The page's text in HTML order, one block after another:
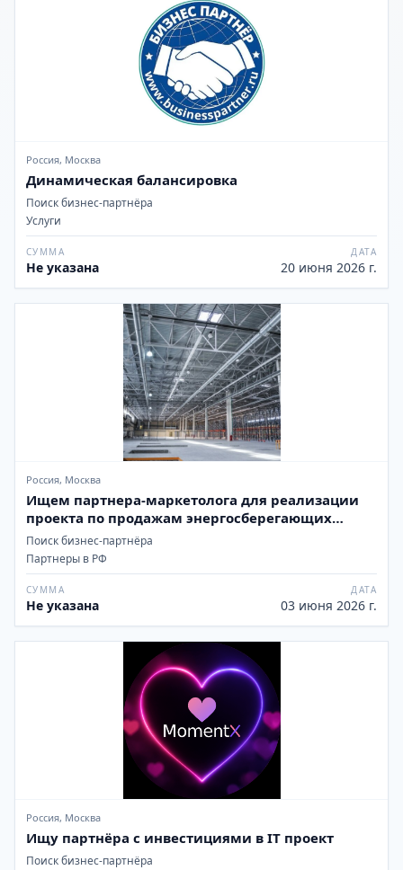
Россия, Москва
Динамическая балансировка
Поиск бизнес-партнёра
Услуги
СУММА
Не указана
ДАТА
20 июня 2026 г.
Россия, Москва
Ищем партнера-маркетолога для реализации
проекта по продажам энергосберегающих
потолочных водяных лучистых систем
отопления для объемных помещений
промышленных и гражданских объектов.
Поиск бизнес-партнёра
Партнеры в РФ
СУММА
Не указана
ДАТА
03 июня 2026 г.
Россия, Москва
Ищу партнёра с инвестициями в IT проект
Поиск бизнес-партнёра